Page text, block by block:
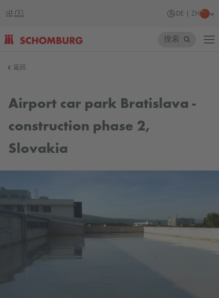
DE | ZH
国
搜索
返回
Airport car park Bratislava -
construction phase 2,
Slovakia